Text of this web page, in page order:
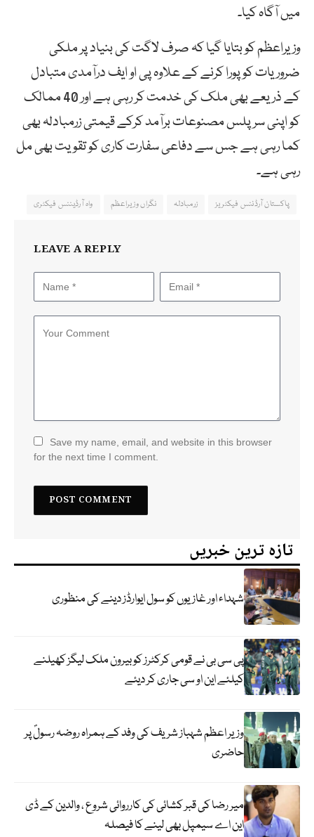
میں آگاہ کیا۔
وزیراعظم کو بتایا گیا کہ صرف لاگت کی بنیاد پر ملکی
ضروریات کو پورا کرنے کے علاوہ پی او ایف درآمدی متبادل
کے ذریعے بھی ملک کی خدمت کر رہی ہے اور 40 ممالک
کو اپنی سرپلس مصنوعات برآمد کرکے قیمتی زرمبادلہ بھی
کما رہی ہے جس سے دفاعی سفارت کاری کو تقویت بھی مل
رہی ہے۔
پاکستان آرڈننس فیکٹریز زرمبادلہ نگراں وزیراعظم واہ آرڈیننس فیکٹری
LEAVE A REPLY
Save my name, email, and website in this browser
for the next time I comment.
تازہ ترین خبریں
شہداء اور غازیوں کو سول ایوارڈز دینے کی منظوری
پی سی بی نے قومی کرکٹرز کو بیرون ملک لیگز کھیلنے
کیلئے این او سی جاری کر دیئے
وزیر اعظم شہباز شریف کی وفد کے ہمراہ روضہ رسولؐ پر
حاضری
میر رضا کی قبر کشائی کی کارروائی شروع ، والدین کے ڈی
این اے سیمپل بھی لینے کا فیصلہ